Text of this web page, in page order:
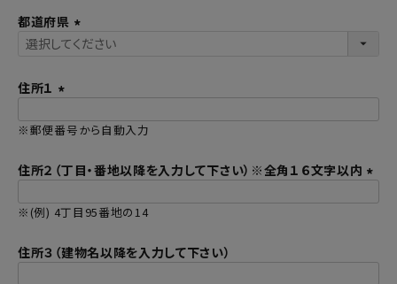
都道府県
(
住所１
必
)
※郵便番号から自動入力
住所２（丁目・番地以降を入力して下さい）※全角１６文字以内
※(例) 4丁目95番地の14
住所３（建物名以降を入力して下さい）